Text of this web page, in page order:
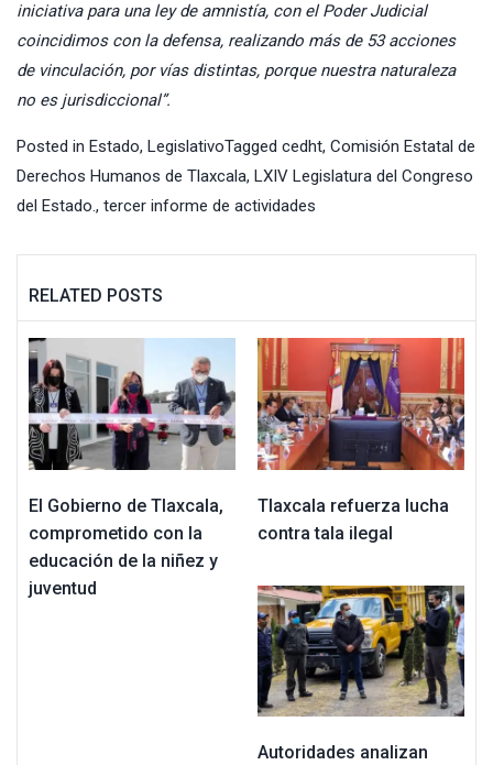
iniciativa para una ley de amnistía, con el Poder Judicial
coincidimos con la defensa, realizando más de 53 acciones
de vinculación, por vías distintas, porque nuestra naturaleza
no es jurisdiccional”.
Posted in Estado, LegislativoTagged cedht, Comisión Estatal de
Derechos Humanos de Tlaxcala, LXIV Legislatura del Congreso
del Estado., tercer informe de actividades
RELATED POSTS
El Gobierno de Tlaxcala,
comprometido con la
educación de la niñez y
juventud
Tlaxcala refuerza lucha
contra tala ilegal
Autoridades analizan